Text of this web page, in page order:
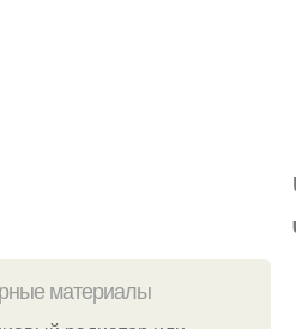
материалы